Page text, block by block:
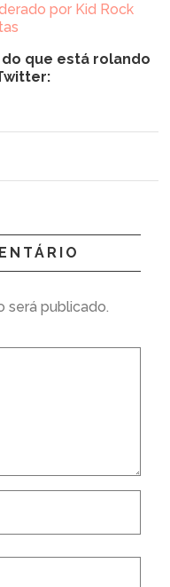
por Kid Rock
que está rolando
será publicado.